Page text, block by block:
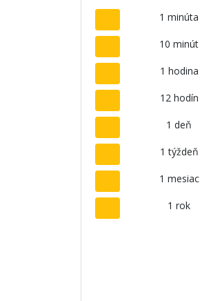
1 minúta
10 minút
1 hodina
12 hodín
1 deň
1 týždeň
1 mesiac
1 rok